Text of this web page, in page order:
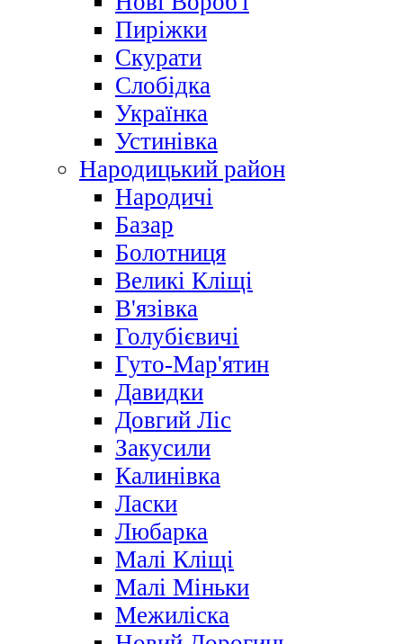
Пиріжки
Скурати
Слобідка
Українка
Устинівка
Народицький район
Народичі
Базар
Болотниця
Великі Кліщі
В'язівка
Голубієвичі
Гуто-Мар'ятин
Давидки
Довгий Ліс
Закусили
Калинівка
Ласки
Любарка
Малі Кліщі
Малі Міньки
Межиліска